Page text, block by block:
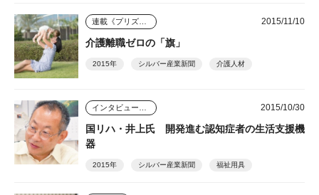
2015/11/10
介護離職ゼロの「旗」
2015年 シルバー産業新聞 介護人材
2015/10/30
国リハ・井上氏 開発進む認知症者の生活支援機
器
2015年 シルバー産業新聞 福祉用具